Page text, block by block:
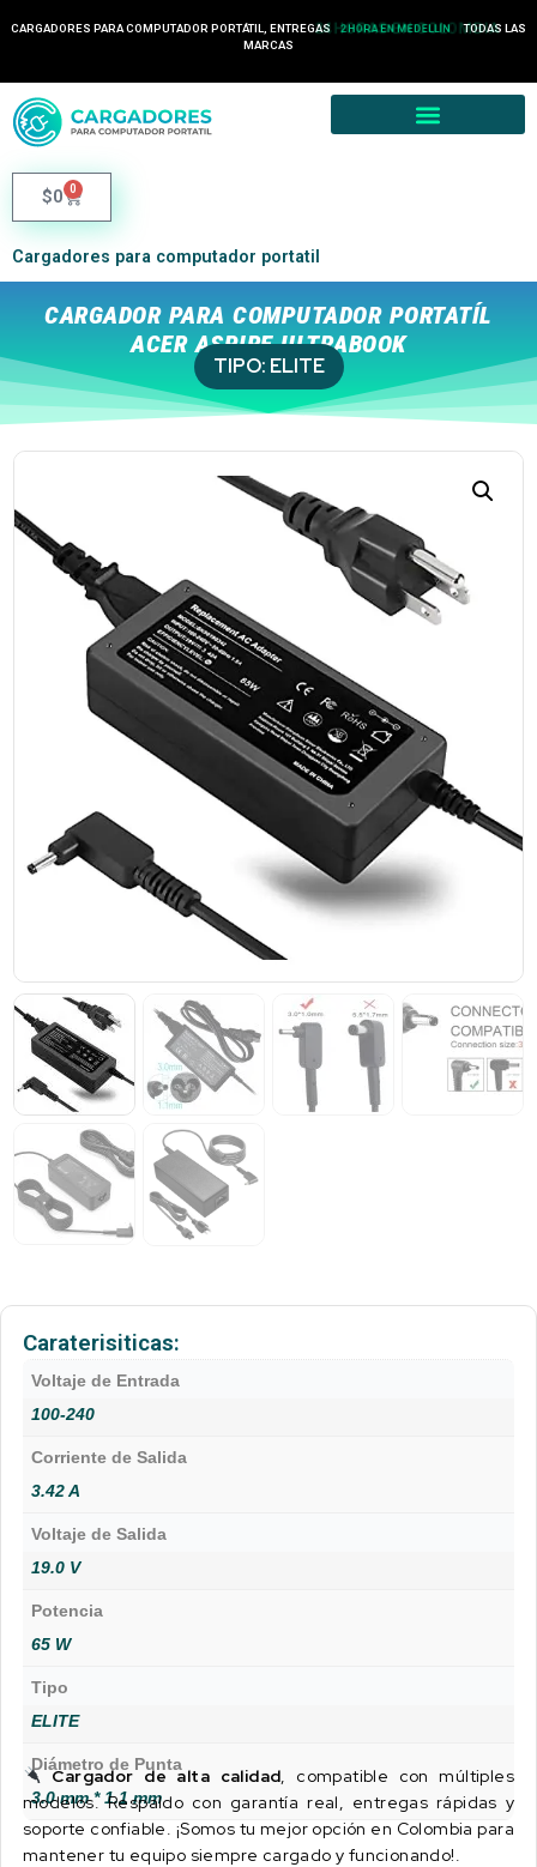
CARGADORES PARA COMPUTADOR PORTÁTIL, ENTREGAS 2 HORA EN MEDELLÍN
24 HORAS EN COLOMBIATODAS LAS
MARCAS
$0 0
Cargadores para computador portatil
CARGADOR PARA COMPUTADOR PORTATÍL
ACER ASPIRE ULTRABOOK
TIPO: ELITE
Caraterisiticas:
Voltaje de Entrada
100-240
Corriente de Salida
3.42 A
Voltaje de Salida
19.0 V
Potencia
65 W
Tipo
ELITE
Diámetro de Punta
3.0 mm * 1.1 mm
Cargador de alta calidad , compatible con múltiples
modelos. Respaldo con garantía real, entregas rápidas y
soporte confiable. ¡Somos tu mejor opción en Colombia para
mantener tu equipo siempre cargado y funcionando!.